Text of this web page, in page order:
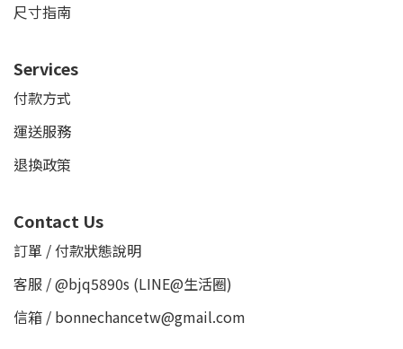
尺寸指南
Services
付款方式
運送服務
退換政策
Contact Us
訂單 / 付款狀態說明
客服 /@bjq5890s (LINE@生活圈)
信箱 / bonnechancetw@gmail.com